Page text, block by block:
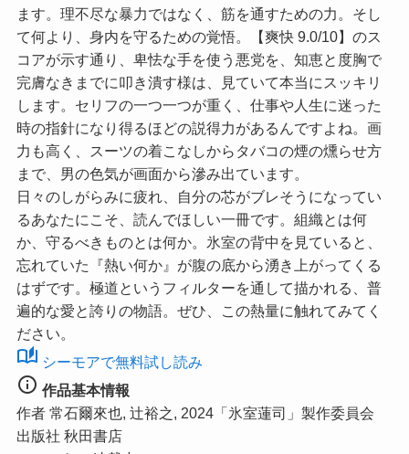
ます。理不尽な暴力ではなく、筋を通すための力。そし
て何より、身内を守るための覚悟。【爽快 9.0/10】のス
コアが示す通り、卑怯な手を使う悪党を、知恵と度胸で
完膚なきまでに叩き潰す様は、見ていて本当にスッキリ
します。セリフの一つ一つが重く、仕事や人生に迷った
時の指針になり得るほどの説得力があるんですよね。画
力も高く、スーツの着こなしからタバコの煙の燻らせ方
まで、男の色気が画面から滲み出ています。
日々のしがらみに疲れ、自分の芯がブレそうになってい
るあなたにこそ、読んでほしい一冊です。組織とは何
か、守るべきものとは何か。氷室の背中を見ていると、
忘れていた『熱い何か』が腹の底から湧き上がってくる
はずです。極道というフィルターを通して描かれる、普
遍的な愛と誇りの物語。ぜひ、この熱量に触れてみてく
ださい。
auto_stories シーモアで無料試し読み
info 作品基本情報
作者 常石爾來也, 辻裕之, 2024「氷室蓮司」製作委員会
出版社 秋田書店